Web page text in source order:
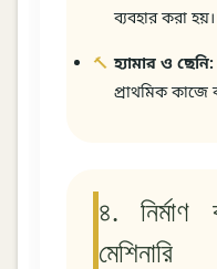
ব্যবহার করা হয়।
হ্যামার ও ছেনি:
প্রাথমিক কাজে
৪. নির্মাণ
মেশিনারি